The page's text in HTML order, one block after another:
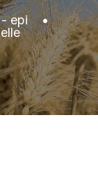
epi•